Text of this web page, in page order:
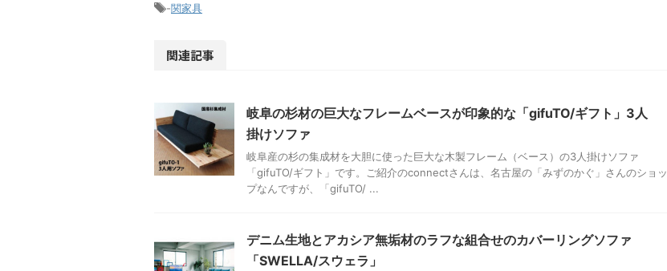
-関家具
関連記事
岐阜の杉材の巨大なフレームベースが印象的な「gifuTO/ギフト」3人
掛けソファ
岐阜産の杉の集成材を大胆に使った巨大な木製フレーム（ベース）の3人掛けソファ
「gifuTO/ギフト」です。ご紹介のconnectさんは、名古屋の「みずのかぐ」さんのショッ
プなんですが、「gifuTO/ ...
デニム生地とアカシア無垢材のラフな組合せのカバーリングソファ
「SWELLA/スウェラ」